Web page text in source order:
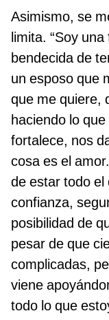
Asimismo, se
limita. “Soy
bendecida de
un esposo que
que me quiere,
haciendo lo
fortalece, nos
cosa es el
de estar todo
confianza,
posibilidad de
pesar de que
complicadas,
viene
todo lo que